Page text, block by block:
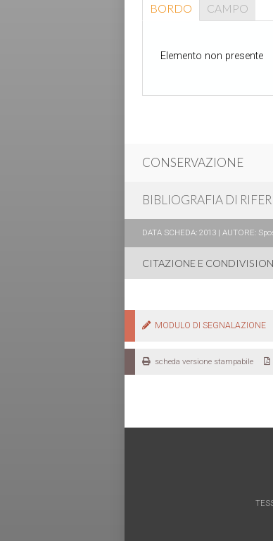
BORDO CAMPO
Elemento non presente
CONSERVAZIONE
BIBLIOGRAFIA DI
DATA SCHEDA: 2013 | AUTORE:
CITAZIONE E
MODULO DI SEGNALAZIONE
scheda versione stampabile